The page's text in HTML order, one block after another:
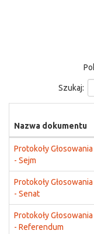
Szukaj:
Nazwa dokumentu
Protokoły
- Sejm
Protokoły
- Senat
Protokoły
- Referendum